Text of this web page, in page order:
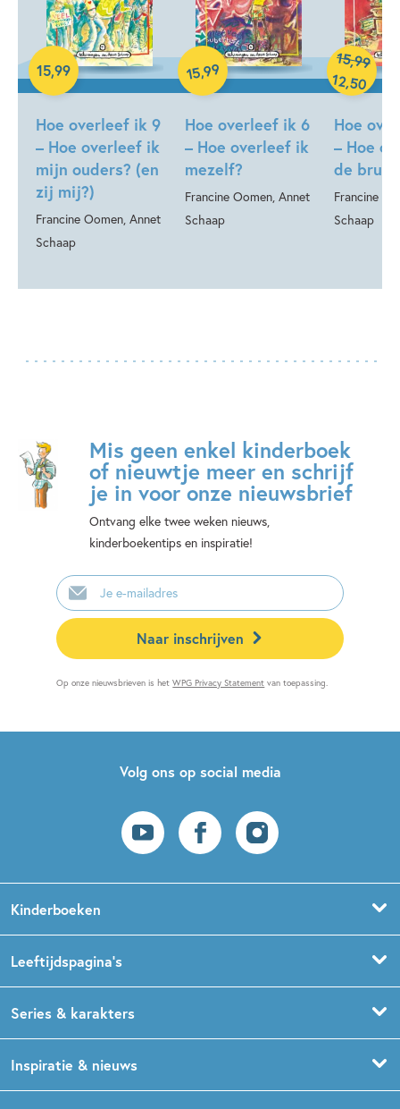
Hoe overleef ik 9
– Hoe overleef ik
mijn ouders? (en
zij mij?)
Francine Oomen, Annet
Schaap
15,99
Hardcover
Hoe overleef ik 6
– Hoe overleef ik
mezelf?
Francine Oomen, Annet
Schaap
15,99
Hardcover
Hoe
– Hoe
de
Francine
Schaap
15,99
12,50
Hardcover
Mis geen enkel kinderboek
of nieuwtje meer en schrijf
je in voor onze nieuwsbrief
Ontvang elke twee weken nieuws,
kinderboekentips en inspiratie!
E-
mailadres
Naar inschrijven
Op onze nieuwsbrieven is hetWPG Privacy Statement van toepassing.
Volg ons op social media
Kinderboeken
Prentenboeken
Babyboeken
Leeftijdspagina’s
Boekentips 1,5 - 3 jaar
Series & karakters
Dog Man
Inspiratie & nieuws